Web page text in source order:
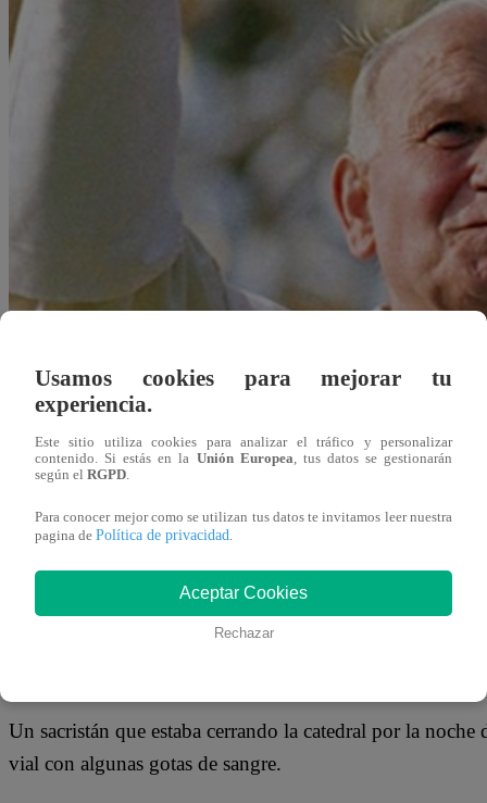
Redacción Latina
24 de septiembre 2020
catedral de la ciudad de Spoleto, en el centro de Italia,
El recipiente fue robado el miércoles de un altar
Un sacristán que estaba cerrando la catedral por la
vial con algunas gotas de sangre.
Usamos cookies para mejorar tu
experiencia.
Este sitio utiliza cookies para analizar el tráfico y personalizar
contenido. Si estás en la Unión Europea , tus datos se gestionarán
según el RGPD
Para conocer mejor como se utilizan tus datos te invitamos leer nuestra
pagina de Política de privacidad
Aceptar Cookies
Rechazar